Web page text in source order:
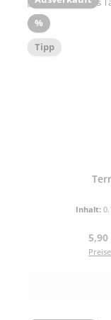
%Rabatt
Tipp
Inhalt: